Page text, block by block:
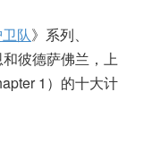
队》系列、
彼德萨佛兰，上
1）的十大计